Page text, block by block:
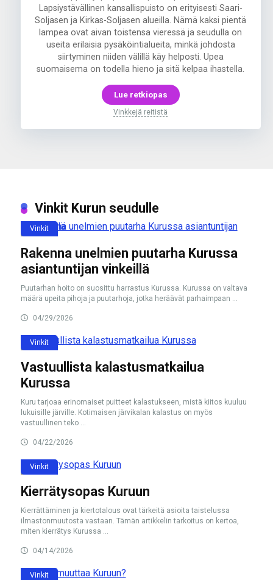
Lapsiystävällinen kansallispuisto on erityisesti Saari-
Soljasen ja Kirkas-Soljasen alueilla. Nämä kaksi pientä
lampea ovat aivan toistensa vieressä ja seudulla on
useita erilaisia pysäköintialueita, minkä johdosta
siirtyminen niiden välillä käy helposti. Upea
suomaisema on todella hieno ja sitä kelpaa ihastella.
Lue retkiopas
Vinkkejä reitistä
Vinkit Kurun seudulle
Vinkit
Rakenna unelmien puutarha Kurussa
asiantuntijan vinkeillä
Puutarhan hoito on suosittu harrastus Kurussa. Kurussa on valtava
määrä upeita pihoja ja puutarhoja, jotka heräävät parhaimpaan ...
04/29/2026
Vinkit
Vastuullista kalastusmatkailua
Kurussa
Kuru tarjoaa erinomaiset puitteet kalastukseen, mistä kiitos kuuluu
lukuisille järville. Kotimaisen järvikalan kalastus on myös
vastuullinen teko ...
04/22/2026
Vinkit
Kierrätysopas Kuruun
Kierrättäminen ja kiertotalous ovat tärkeitä asioita taistelussa
ilmastonmuutosta vastaan. Tämän artikkelin tarkoitus on kertoa,
miten kierrätys Kurussa ...
04/14/2026
Vinkit